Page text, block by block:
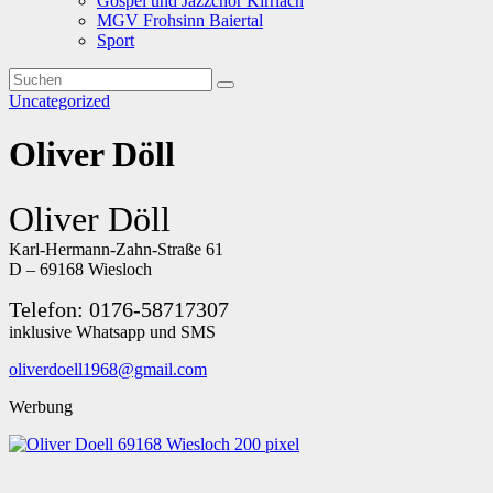
MGV Frohsinn Baiertal
Sport
Uncategorized
Oliver Döll
Oliver Döll
Karl-Hermann-Zahn-Straße 61
D – 69168 Wiesloch
Telefon: 0176-58717307
inklusive Whatsapp und SMS
oliverdoell1968@gmail.com
Werbung